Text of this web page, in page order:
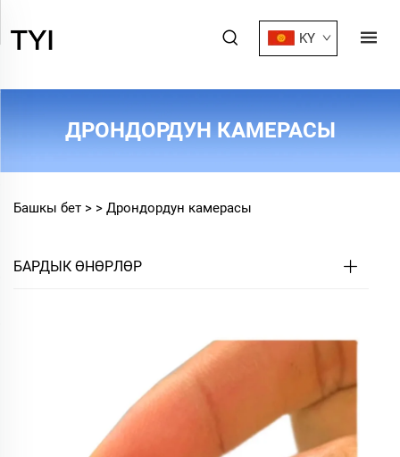
KY
ДРОНДОРДУН КАМЕРАСЫ
Башкы бет > > Дрондордун камерасы
БАРДЫК ӨНӨРЛӨР